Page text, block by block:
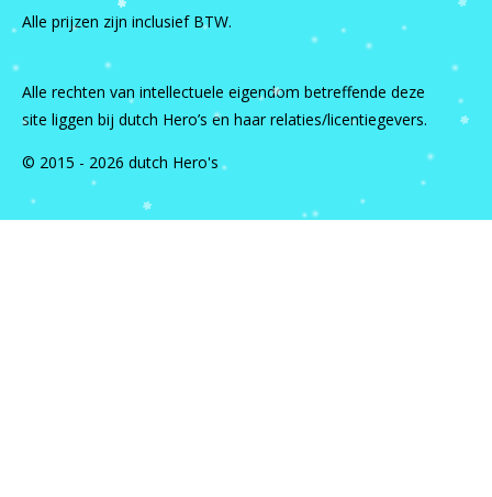
Alle prijzen zijn inclusief BTW.
Alle rechten van intellectuele eigendom betreffende deze
site liggen bij dutch Hero’s en haar relaties/licentiegevers.
© 2015 - 2026 dutch Hero's